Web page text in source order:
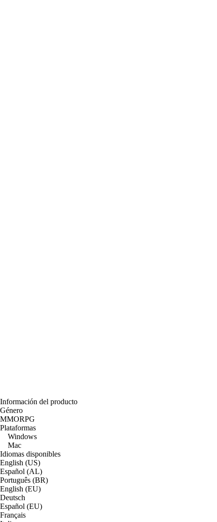
Información del producto
Género
MMORPG
Plataformas
Windows
Mac
Idiomas disponibles
English (US)
Español (AL)
Português (BR)
English (EU)
Deutsch
Español (EU)
Français